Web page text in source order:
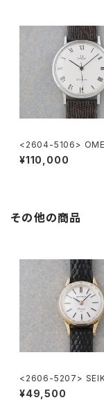
<2604-5106>
eve
¥110,000
その他の商品
<2606-5207>
al
¥49,500